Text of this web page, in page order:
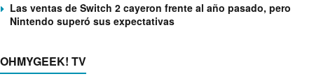
Las ventas de Switch 2 cayeron frente al año pasado, pero
Nintendo superó sus expectativas
OHMYGEEK! TV